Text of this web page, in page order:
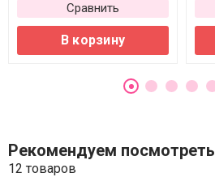
Сравнить
В корзину
Рекомендуем посмотреть
12 товаров